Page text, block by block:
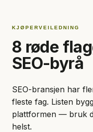
KJØPERVEILEDNING
8 røde
SEO-byrå
SEO-bransjen har
fleste fag. Listen
plattformen — bruk
helst.